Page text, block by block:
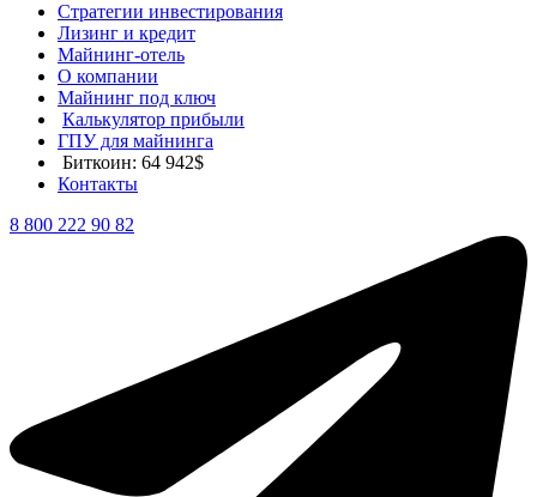
Стратегии инвестирования
Лизинг и кредит
Майнинг-отель
О компании
Майнинг под ключ
Калькулятор прибыли
ГПУ для майнинга
Биткоин: 64 942$
Контакты
8 800 222 90 82